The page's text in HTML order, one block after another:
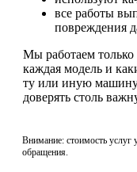
все работы
повреждения
Мы работаем только
каждая модель и
ту или иную
доверять столь
Внимание: стоимость услуг
обращения.